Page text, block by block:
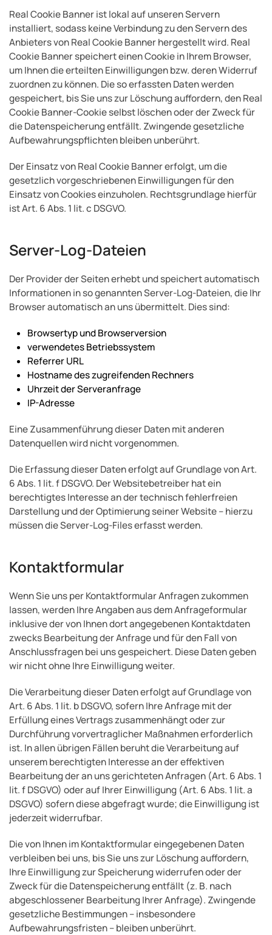
Real Cookie Banner ist lokal auf unseren Servern
installiert, sodass keine Verbindung zu den Servern des
Anbieters von Real Cookie Banner hergestellt wird. Real
Cookie Banner speichert einen Cookie in Ihrem Browser,
um Ihnen die erteilten Einwilligungen bzw. deren Widerruf
zuordnen zu können. Die so erfassten Daten werden
gespeichert, bis Sie uns zur Löschung auffordern, den Real
Cookie Banner-Cookie selbst löschen oder der Zweck für
die Datenspeicherung entfällt. Zwingende gesetzliche
Aufbewahrungspflichten bleiben unberührt.
Der Einsatz von Real Cookie Banner erfolgt, um die
gesetzlich vorgeschriebenen Einwilligungen für den
Einsatz von Cookies einzuholen. Rechtsgrundlage hierfür
ist Art. 6 Abs. 1 lit. c DSGVO.
Server-Log-Dateien
Der Provider der Seiten erhebt und speichert automatisch
Informationen in so genannten Server-Log-Dateien, die Ihr
Browser automatisch an uns übermittelt. Dies sind:
Browsertyp und Browserversion
verwendetes Betriebssystem
Referrer URL
Hostname des zugreifenden Rechners
Uhrzeit der Serveranfrage
IP-Adresse
Eine Zusammenführung dieser Daten mit anderen
Datenquellen wird nicht vorgenommen.
Die Erfassung dieser Daten erfolgt auf Grundlage von Art.
6 Abs. 1 lit. f DSGVO. Der Websitebetreiber hat ein
berechtigtes Interesse an der technisch fehlerfreien
Darstellung und der Optimierung seiner Website – hierzu
müssen die Server-Log-Files erfasst werden.
Kontaktformular
Wenn Sie uns per Kontaktformular Anfragen zukommen
lassen, werden Ihre Angaben aus dem Anfrageformular
inklusive der von Ihnen dort angegebenen Kontaktdaten
zwecks Bearbeitung der Anfrage und für den Fall von
Anschlussfragen bei uns gespeichert. Diese Daten geben
wir nicht ohne Ihre Einwilligung weiter.
Die Verarbeitung dieser Daten erfolgt auf Grundlage von
Art. 6 Abs. 1 lit. b DSGVO, sofern Ihre Anfrage mit der
Erfüllung eines Vertrags zusammenhängt oder zur
Durchführung vorvertraglicher Maßnahmen erforderlich
ist. In allen übrigen Fällen beruht die Verarbeitung auf
unserem berechtigten Interesse an der effektiven
Bearbeitung der an uns gerichteten Anfragen (Art. 6 Abs. 1
lit. f DSGVO) oder auf Ihrer Einwilligung (Art. 6 Abs. 1 lit. a
DSGVO) sofern diese abgefragt wurde; die Einwilligung ist
jederzeit widerrufbar.
Die von Ihnen im Kontaktformular eingegebenen Daten
verbleiben bei uns, bis Sie uns zur Löschung auffordern,
Ihre Einwilligung zur Speicherung widerrufen oder der
Zweck für die Datenspeicherung entfällt (z. B. nach
abgeschlossener Bearbeitung Ihrer Anfrage). Zwingende
gesetzliche Bestimmungen – insbesondere
Aufbewahrungsfristen – bleiben unberührt.